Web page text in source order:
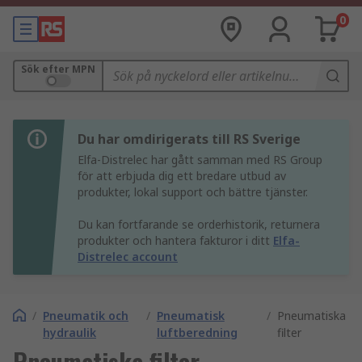
0
Sök efter MPN
Du har omdirigerats till RS Sverige
Elfa-Distrelec har gått samman med RS Group
för att erbjuda dig ett bredare utbud av
produkter, lokal support och bättre tjänster.
Du kan fortfarande se orderhistorik, returnera
produkter och hantera fakturor i ditt Elfa-
Distrelec account
/ Pneumatik och
hydraulik
/ Pneumatisk
luftberedning
/ Pneumatiska
filter